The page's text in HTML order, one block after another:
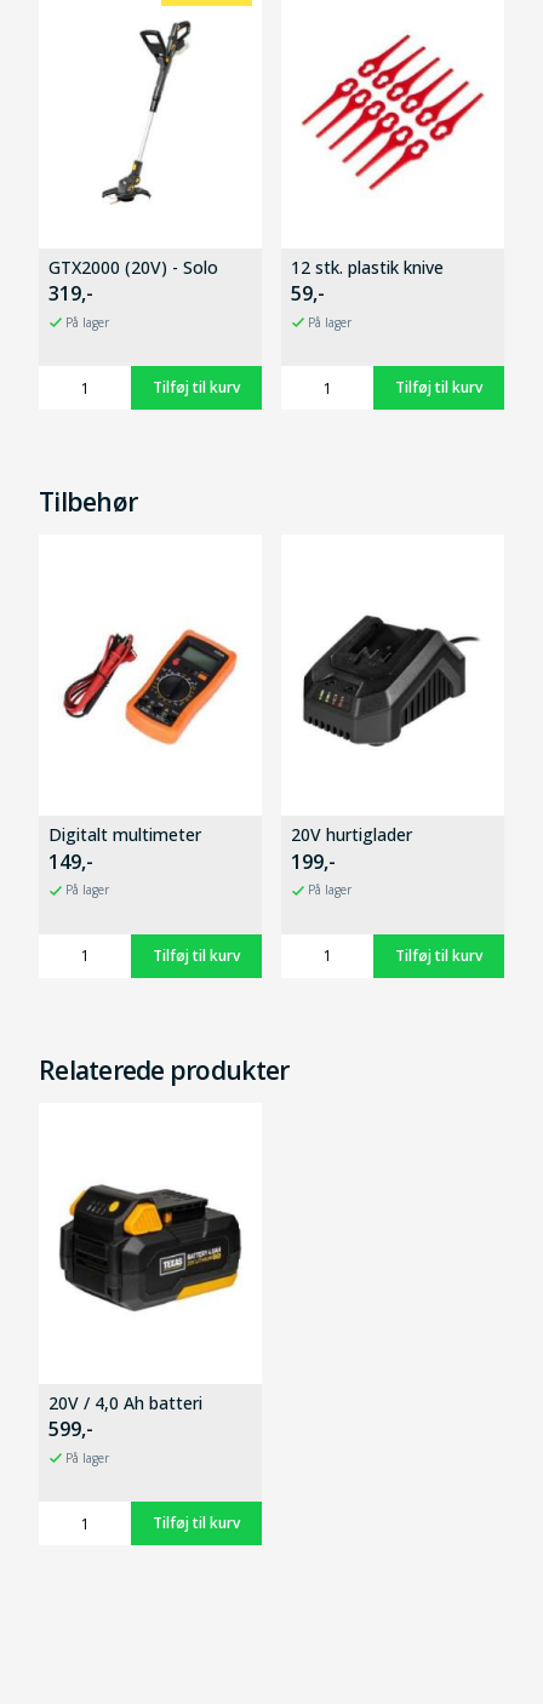
GTX2000 (20V) - Solo
319,-
På lager
12 stk. plastik knive
59,-
På lager
Tilbehør
Digitalt multimeter
149,-
På lager
20V hurtiglader
199,-
På lager
Relaterede produkter
20V / 4,0 Ah batteri
599,-
På lager